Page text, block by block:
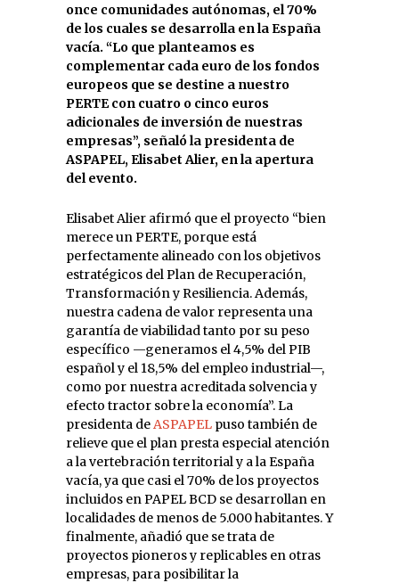
once comunidades autónomas, el 70%
de los cuales se desarrolla en la España
vacía. “Lo que planteamos es
complementar cada euro de los fondos
europeos que se destine a nuestro
PERTE con cuatro o cinco euros
adicionales de inversión de nuestras
empresas”, señaló la presidenta de
ASPAPEL, Elisabet Alier, en la apertura
del evento.
Elisabet Alier afirmó que el proyecto “bien
merece un PERTE, porque está
perfectamente alineado con los objetivos
estratégicos del Plan de Recuperación,
Transformación y Resiliencia. Además,
nuestra cadena de valor representa una
garantía de viabilidad tanto por su peso
específico —generamos el 4,5% del PIB
español y el 18,5% del empleo industrial—,
como por nuestra acreditada solvencia y
efecto tractor sobre la economía”. La
presidenta deASPAPEL puso también de
relieve que el plan presta especial atención
a la vertebración territorial y a la España
vacía, ya que casi el 70% de los proyectos
incluidos en PAPEL BCD se desarrollan en
localidades de menos de 5.000 habitantes. Y
finalmente, añadió que se trata de
proyectos pioneros y replicables en otras
empresas, para posibilitar la